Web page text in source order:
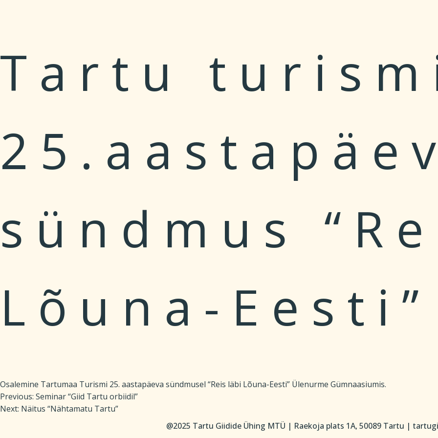
Tartu
sündmus
Lõuna-Eesti”
Osalemine Tartumaa Turismi 25. aastapäeva sündmusel “Reis läbi Lõuna-Eesti” Ülenurme Gümnaasiumis.
Post
Previous: Seminar “Giid Tartu orbiidil”
Next: Näitus “Nähtamatu Tartu”
@2025 Tartu Giidide Ühing MTÜ | Raekoja plats 1A, 50089 Tartu |